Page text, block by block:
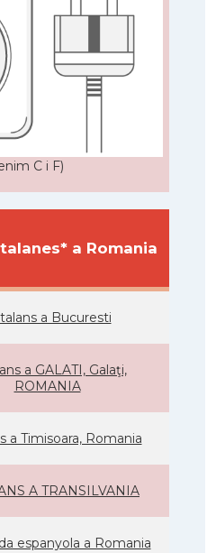
C i F)
a Romania
a Bucuresti
a GALATI, Galaţi,
ROMANIA
a Timisoara, Romania
A TRANSILVANIA
espanyola a Romania